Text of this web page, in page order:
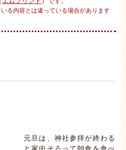
る内容とは違っている場合があります
元旦は、神社参拝が終わる
と家中そろって朝食を食べ